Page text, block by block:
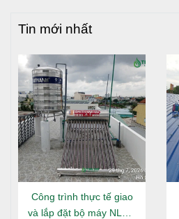
Tin mới nhất
Công trình thực tế giao
và lắp đặt bộ máy NLMT